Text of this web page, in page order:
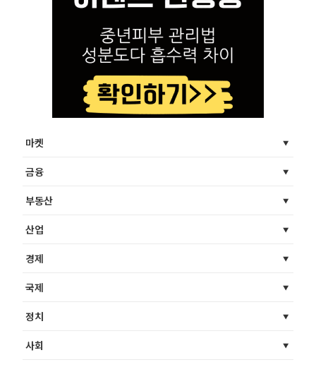
마켓
금융
부동산
산업
경제
국제
정치
사회